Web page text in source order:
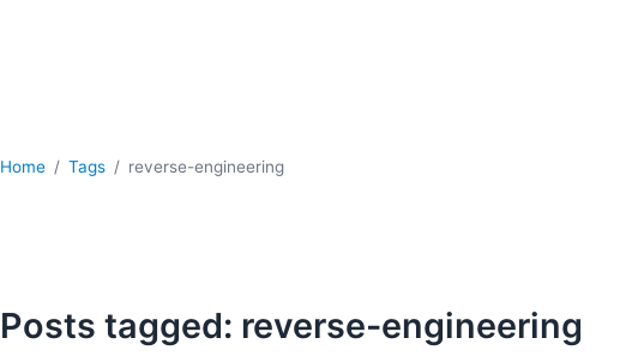
Home Tags reverse-engineering
Posts tagged: reverse-engineering